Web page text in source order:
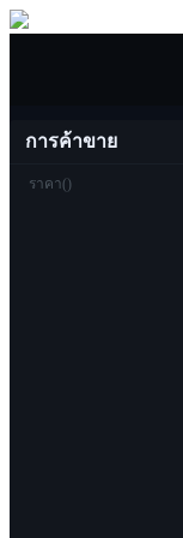
การค้าขาย
ราคา()